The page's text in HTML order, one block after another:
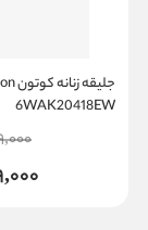
6WAK20418EW